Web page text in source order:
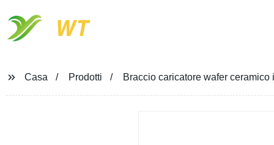
WT
Casa Prodotti Braccio caricatore wafer